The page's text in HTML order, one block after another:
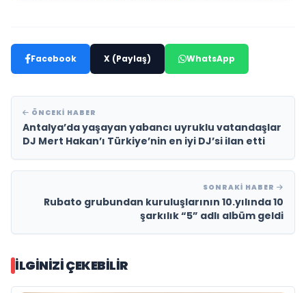
Facebook X (Paylaş) WhatsApp
ÖNCEKI HABER
Antalya’da yaşayan yabancı uyruklu vatandaşlar
DJ Mert Hakan’ı Türkiye’nin en iyi DJ’si ilan etti
SONRAKI HABER
Rubato grubundan kuruluşlarının 10.yılında 10
şarkılık “5” adlı albüm geldi
İLGINIZI ÇEKEBILIR